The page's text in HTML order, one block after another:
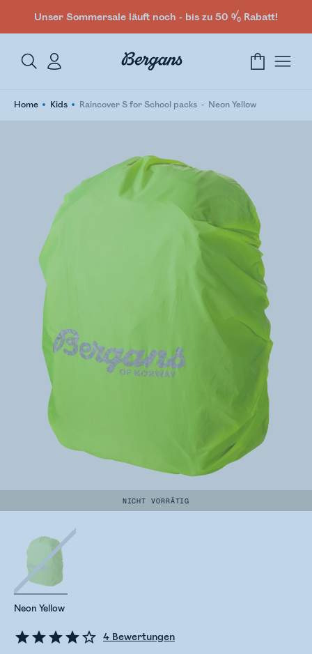
Unser Sommersale läuft noch - bis zu 50 % Rabatt!
Home Kids Raincover S for School packs Neon Yellow
NICHT VORRÄTIG
4 Bewertungen
Neon Yellow